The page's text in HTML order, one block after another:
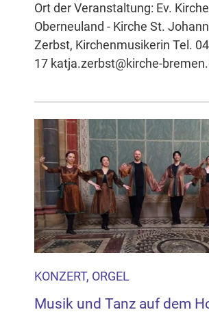
Ort der Veranstaltung: Ev.
Oberneuland - Kirche St.
Zerbst, Kirchenmusikerin Tel.
17 katja.zerbst@kirche-
KONZERT, ORGEL
Musik und Tanz auf dem